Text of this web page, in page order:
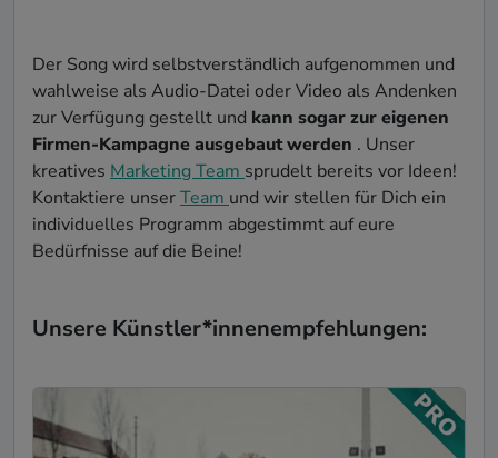
Der Song wird selbstverständlich aufgenommen und
wahlweise als Audio-Datei oder Video als Andenken
zur Verfügung gestellt und kann sogar zur eigenen
Firmen-Kampagne ausgebaut werden . Unser
kreatives Marketing Team sprudelt bereits vor Ideen!
Kontaktiere unserTeam und wir stellen für Dich ein
individuelles Programm abgestimmt auf eure
Bedürfnisse auf die Beine!
Unsere Künstler*innenempfehlungen: